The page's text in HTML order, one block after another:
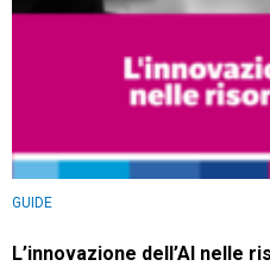
GUIDE
L’innovazione dell’AI nelle